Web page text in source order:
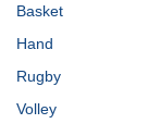
Basket
Hand
Rugby
Volley